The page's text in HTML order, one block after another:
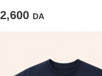
2,600 DA